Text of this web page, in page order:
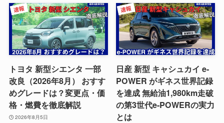
トヨタ 新型シエンタ 一部
改良（2026年8月） おすす
めグレードは？変更点・価
格・燃費を徹底解説
2026年8月5日
日産 新型 キャシュカイ e-
POWER がギネス世界記録
を達成 無給油1,980km走破
の第3世代e-POWERの実力
とは